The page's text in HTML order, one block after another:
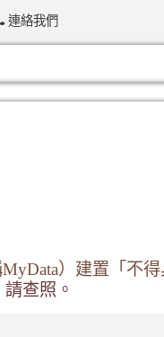
連絡我們
）建置「不
查照。